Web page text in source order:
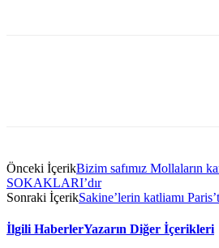
Önceki İçerikBizim safımız Mollaların
SOKAKLARI’dır
Sonraki İçerikSakine’lerin katliamı
İlgili HaberlerYazarın Diğer İçerikleri